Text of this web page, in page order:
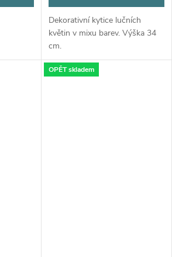
Dekorativní kytice lučních
květin v mixu barev. Výška 34
cm.
OPĚT skladem